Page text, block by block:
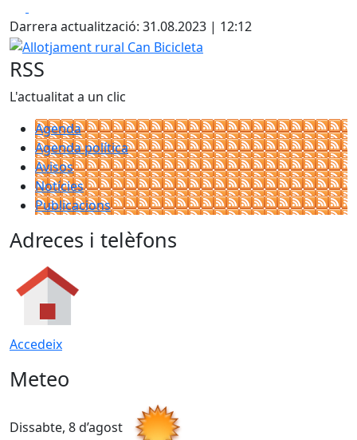
+
−
Darrera actualització: 31.08.2023 | 12:12
Allotjament rural Can Bicicleta
RSS
L'actualitat a un clic
Agenda
Agenda política
Avisos
Notícies
Publicacions
Adreces i telèfons
Accedeix
Meteo
Dissabte, 8 d’agost